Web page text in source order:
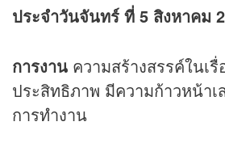
ประจำวันจันทร์ ที่ 5 สิงหาคม
การงาน ความสร้างสรรค์ในเ
ประสิทธิภาพ มีความก้าวหน้าเ
การทำงาน